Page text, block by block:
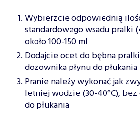
Wybierzcie odpowiednią
standardowego wsadu pralki
około 100-150 ml
Dodajcie ocet do bębna
dozownika płynu do płukania
Pranie należy wykonać jak
letniej wodzie (30-40°C),
do płukania